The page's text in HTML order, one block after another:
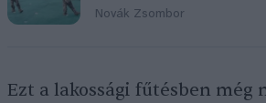
Novák Zsombor
Ezt a lakossági fűtésben még